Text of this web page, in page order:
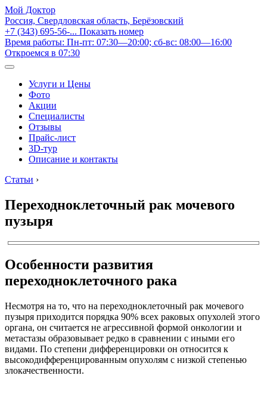
Мой Доктор
Россия, Свердловская область, Берёзовский
+7 (343) 695-56-... Показать номер
Время работы: Пн-пт: 07:30—20:00; сб-вс: 08:00—16:00
Откроемся в 07:30
Услуги и Цены
Фото
Акции
Специалисты
Отзывы
Прайс-лист
3D-тур
Описание и контакты
Статьи ›
Переходноклеточный рак мочевого
пузыря
Особенности развития
переходноклеточного рака
Несмотря на то, что на переходноклеточный рак мочевого
пузыря приходится порядка 90% всех раковых опухолей этого
органа, он считается не агрессивной формой онкологии и
метастазы образовывает редко в сравнении с иными его
видами. По степени дифференцировки он относится к
высокодифференцированным опухолям с низкой степенью
злокачественности.